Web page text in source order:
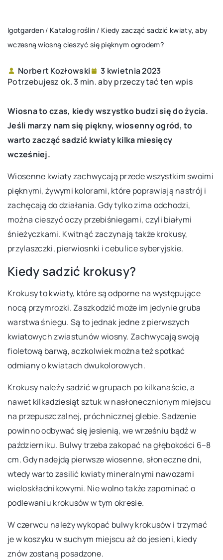
Igotgarden / Katalog roślin / Kiedy zacząć sadzić kwiaty, aby
wczesną wiosną cieszyć się pięknym ogrodem?
Norbert Kozłowski
3 kwietnia 2023
Potrzebujesz ok. 3 min. aby przeczytać ten wpis
Wiosna to czas, kiedy wszystko budzi się do życia.
Jeśli marzy nam się piękny, wiosenny ogród, to
warto zacząć sadzić kwiaty kilka miesięcy
wcześniej.
Wiosenne kwiaty zachwycają przede wszystkim swoimi
pięknymi, żywymi kolorami, które poprawiają nastrój i
zachęcają do działania. Gdy tylko zima odchodzi,
można cieszyć oczy przebiśniegami, czyli białymi
śnieżyczkami. Kwitnąć zaczynają także krokusy,
przylaszczki, pierwiosnki i cebulice syberyjskie.
Kiedy sadzić krokusy?
Krokusy to kwiaty, które są odporne na występujące
nocą przymrozki. Zaszkodzić może im jedynie gruba
warstwa śniegu. Są to jednak jedne z pierwszych
kwiatowych zwiastunów wiosny. Zachwycają swoją
fioletową barwą, aczkolwiek można też spotkać
odmiany o kwiatach dwukolorowych.
Krokusy należy sadzić w grupach po kilkanaście, a
nawet kilkadziesiąt sztuk w nasłonecznionym miejscu
na przepuszczalnej, próchnicznej glebie. Sadzenie
powinno odbywać się jesienią, we wrześniu bądź w
październiku. Bulwy trzeba zakopać na głębokości 6–8
cm. Gdy nadejdą pierwsze wiosenne, słoneczne dni,
wtedy warto zasilić kwiaty mineralnymi nawozami
wieloskładnikowymi. Nie wolno także zapominać o
podlewaniu krokusów w tym okresie.
W czerwcu należy wykopać bulwy krokusów i trzymać
je w koszyku w suchym miejscu aż do jesieni, kiedy
znów zostaną posadzone.